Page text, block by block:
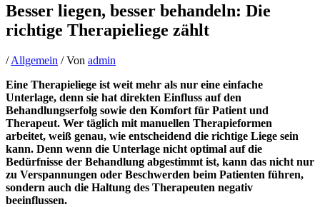
Besser liegen, besser behandeln: Die
richtige Therapieliege zählt
/Allgemein / Von admin
Eine Therapieliege ist weit mehr als nur eine einfache
Unterlage, denn sie hat direkten Einfluss auf den
Behandlungserfolg sowie den Komfort für Patient und
Therapeut. Wer täglich mit manuellen Therapieformen
arbeitet, weiß genau, wie entscheidend die richtige Liege sein
kann. Denn wenn die Unterlage nicht optimal auf die
Bedürfnisse der Behandlung abgestimmt ist, kann das nicht nur
zu Verspannungen oder Beschwerden beim Patienten führen,
sondern auch die Haltung des Therapeuten negativ
beeinflussen.